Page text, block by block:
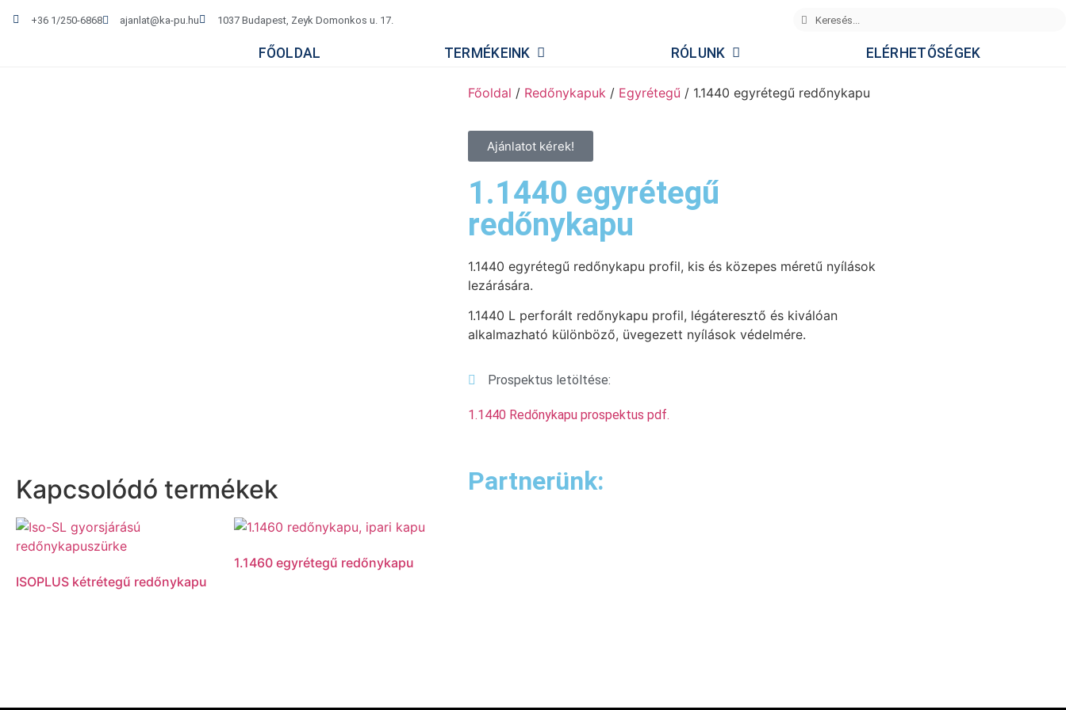
+36 1/250-6868 ajanlat@ka-pu.hu 1037 Budapest, Zeyk Domonkos u. 17.
FŐOLDAL TERMÉKEINK RÓLUNK ELÉRHETŐSÉGEK
Főoldal / Redőnykapuk / Egyrétegű / 1.1440 egyrétegű redőnykapu
Ajánlatot kérek!
1.1440 egyrétegű
redőnykapu
1.1440 egyrétegű redőnykapu profil, kis és közepes méretű nyílások
lezárására.
1.1440 L perforált redőnykapu profil, légáteresztő és kiválóan
alkalmazható különböző, üvegezett nyílások védelmére.
Prospektus letöltése:
1.1440 Redőnykapu prospektus pdf.
Kapcsolódó termékek
ISOPLUS kétrétegű redőnykapu
1.1460 egyrétegű redőnykapu
Partnerünk: